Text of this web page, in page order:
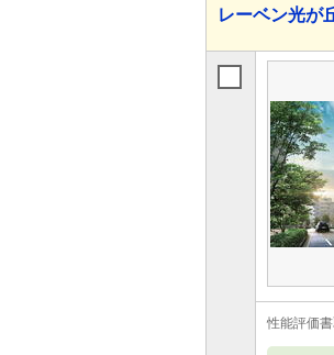
レーベン光
性能評価